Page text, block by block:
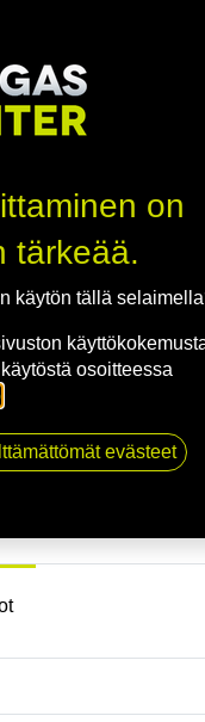
8027529225969
tuotteella ei ole
on
tärkeää.
käytön tällä
osoitteessa
.
evästeet